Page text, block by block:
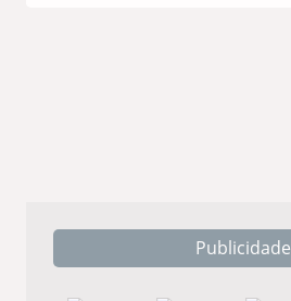
Publicidade